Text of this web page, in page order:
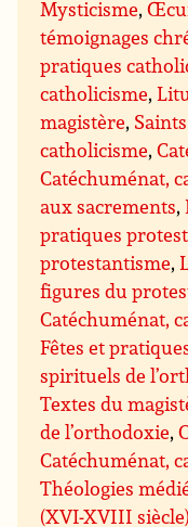
Mysticisme,
témoignages
pratiques
catholicisme,
magistère,
catholicisme,
Catéchuménat,
aux sacrements,
pratiques
protestantisme,
figures du
Catéchuménat,
Fêtes et
spirituels de
Textes du
de l’orthodoxie,
Catéchuménat,
Théologies
(XVI-XVIII siècle)